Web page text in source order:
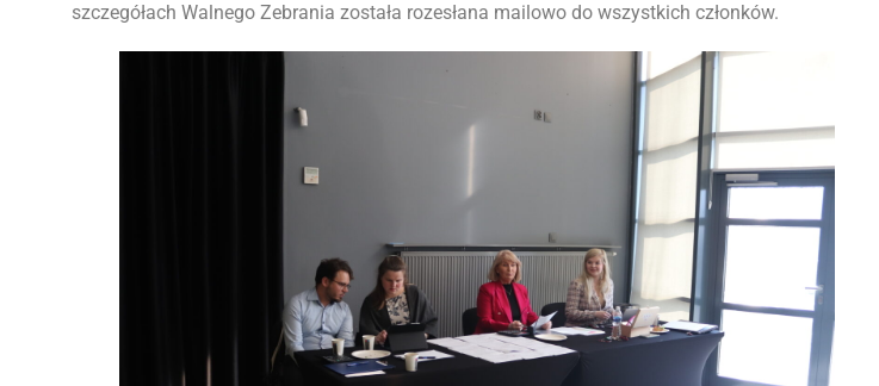
szczegółach Walnego Zebrania została rozesłana mailowo do wszystkich członków.